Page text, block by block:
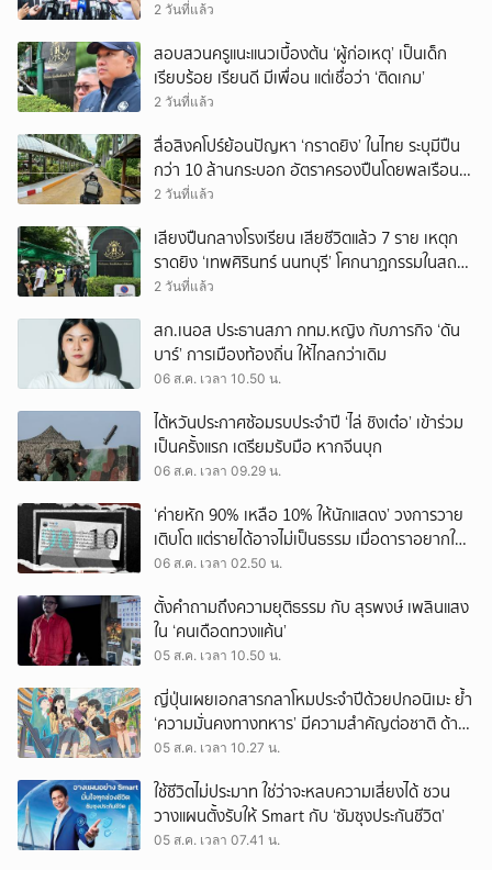
2 วันที่แล้ว
สอบสวนครูแนะแนวเบื้องต้น ‘ผู้ก่อเหตุ’ เป็นเด็ก
เรียบร้อย เรียนดี มีเพื่อน แต่เชื่อว่า ‘ติดเกม’
2 วันที่แล้ว
สื่อสิงคโปร์ย้อนปัญหา ‘กราดยิง’ ในไทย ระบุมีปืน
กว่า 10 ล้านกระบอก อัตราครองปืนโดยพลเรือน
สูงที่สุดในภูมิภาค
2 วันที่แล้ว
เสียงปืนกลางโรงเรียน เสียชีวิตแล้ว 7 ราย เหตุก
ราดยิง ‘เทพศิรินทร์ นนทบุรี’ โศกนาฏกรรมในสถาน
ศึกษา ครั้งที่ 2 ในรอบปี
2 วันที่แล้ว
สก.เนอส ประธานสภา กทม.หญิง กับภารกิจ ‘ดัน
บาร์’ การเมืองท้องถิ่น ให้ไกลกว่าเดิม
06 ส.ค. เวลา 10.50 น.
ไต้หวันประกาศซ้อมรบประจำปี ‘ไล่ ชิงเต๋อ’ เข้าร่วม
เป็นครั้งแรก เตรียมรับมือ หากจีนบุก
06 ส.ค. เวลา 09.29 น.
‘ค่ายหัก 90% เหลือ 10% ให้นักแสดง’ วงการวาย
เติบโต แต่รายได้อาจไม่เป็นธรรม เมื่อดาราอยากให้มี
‘สัญญามาตรฐาน’
06 ส.ค. เวลา 02.50 น.
ตั้งคำถามถึงความยุติธรรม กับ สุรพงษ์ เพลินแสง
ใน ‘คนเดือดทวงแค้น’
05 ส.ค. เวลา 10.50 น.
ญี่ปุ่นเผยเอกสารกลาโหมประจำปีด้วยปกอนิเมะ ย้ำ
‘ความมั่นคงทางทหาร’ มีความสำคัญต่อชาติ ด้าน
จีนเตือน ขออย่าซ้ำรอยประวัติศาสตร์
05 ส.ค. เวลา 10.27 น.
ใช้ชีวิตไม่ประมาท ใช่ว่าจะหลบความเสี่ยงได้ ชวน
วางแผนตั้งรับให้ Smart กับ ‘ซัมซุงประกันชีวิต’
05 ส.ค. เวลา 07.41 น.